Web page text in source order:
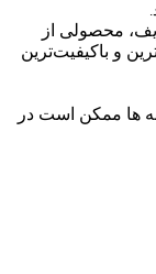
محصولی از
و باکیفیت‌ترین
ها ممکن است در